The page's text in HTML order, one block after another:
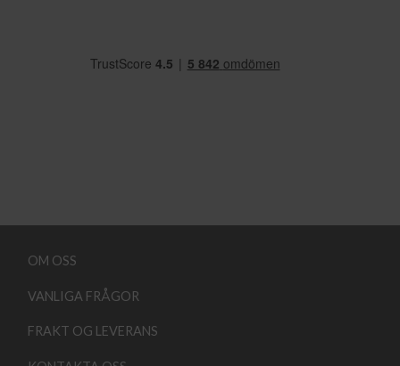
OM OSS
VANLIGA FRÅGOR
FRAKT OG LEVERANS